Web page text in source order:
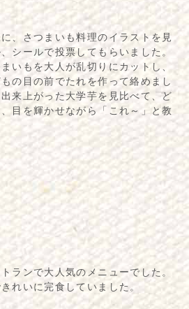
、さつまいも料理のイラストを見
シールで投票してもらいました。
いもを大人が乱切りにカットし、
の目の前でたれを作って絡めまし
来上がった大学芋を見比べて、ど
目を輝かせながら「これ～」と教
ランで大人気のメニューでした。
れいに完食していました。